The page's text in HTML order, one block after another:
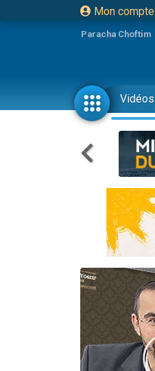
Mon compte
Paracha Choftim
Vidéos